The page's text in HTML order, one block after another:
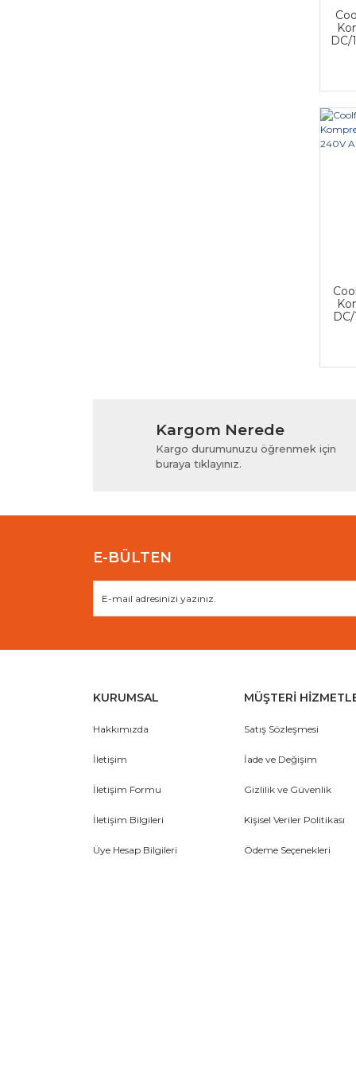
DC/
Kargom Nerede
Kargo durumunuzu öğrenmek için
buraya tıklayınız.
E-BÜLTEN
KURUMSAL
Hakkımızda
İletişim
İletişim Formu
İletişim Bilgileri
Üye Hesap Bilgileri
MÜŞTERİ
Satış Sözleşmesi
İade ve Değişim
Gizlilik ve Güvenlik
Kişisel Veriler Politikası
Ödeme Seçenekleri